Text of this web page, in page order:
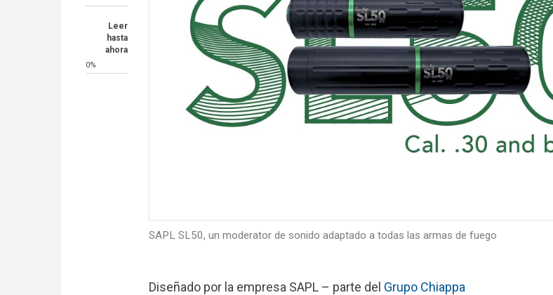
Leer
hasta
ahora
0%
SAPL SL50, un moderator de sonido adaptado a todas las armas de fuego
Diseñado por la empresa SAPL – parte del Grupo Chiappa